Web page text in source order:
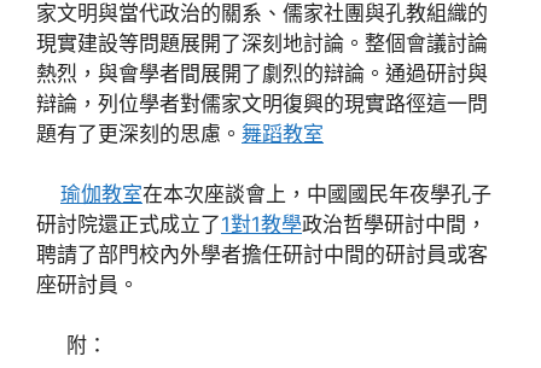
家文明與當代政治的關系、儒家社團與孔教組織的
現實建設等問題展開了深刻地討論。整個會議討論
熱烈，與會學者間展開了劇烈的辯論。通過研討與
辯論，列位學者對儒家文明復興的現實路徑這一問
題有了更深刻的思慮。 舞蹈教室
瑜伽教室在本次座談會上，中國國民年夜學孔子
研討院還正式成立了1對1教學政治哲學研討中間，
聘請了部門校內外學者擔任研討中間的研討員或客
座研討員。
附：